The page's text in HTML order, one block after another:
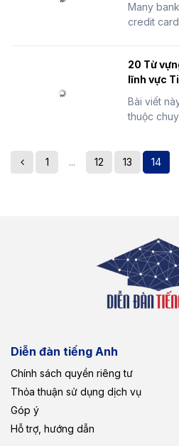
Many
credit
20 Từ
lĩnh vực
Bài viết
thuộc
1 ... 12 13 14
Diễn đàn tiếng Anh
Chính sách quyền riêng tư
Thỏa thuận sử dụng dịch vụ
Góp ý
Hỗ trợ, hướng dẫn